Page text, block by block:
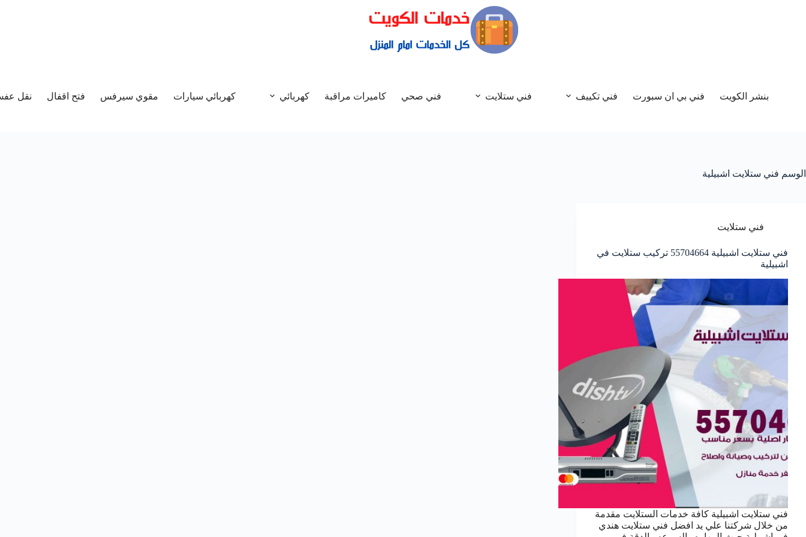
بنشر الكويت فني بي ان سبورت فني تكييف فني ستلايت فني صحي كاميرات مراقبة كهربائي كهربائي سيارات مقوي سيرفس فتح اقفال نقل
الوسم فني ستلايت اشبيلية
فني ستلايت
فني ستلايت اشبيلية 55704664 تركيب ستلايت في
اشبيلية
فني ستلايت اشبيلية كافة خدمات الستلايت مقدمة
من خلال شركتنا علي يد افضل فني ستلايت هندي